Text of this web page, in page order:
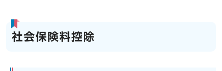
社会保険料控除